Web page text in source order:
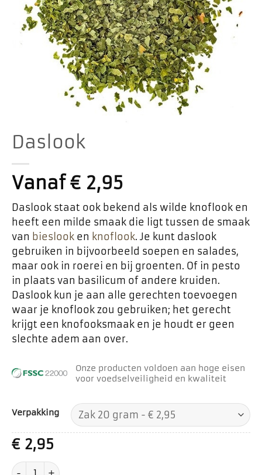
Daslook
Vanaf€2,95
Daslook staat ook bekend als wilde knoflook en
heeft een milde smaak die ligt tussen de smaak
van bieslook en knoflook. Je kunt daslook
gebruiken in bijvoorbeeld soepen en salades,
maar ook in roerei en bij groenten. Of in pesto
in plaats van basilicum of andere kruiden.
Daslook kun je aan alle gerechten toevoegen
waar je knoflook zou gebruiken; het gerecht
krijgt een knofooksmaak en je houdt er geen
slechte adem aan over.
Onze producten voldoen aan hoge eisen
voor voedselveiligheid en kwaliteit
Verpakking
€2,95
Daslook aantal